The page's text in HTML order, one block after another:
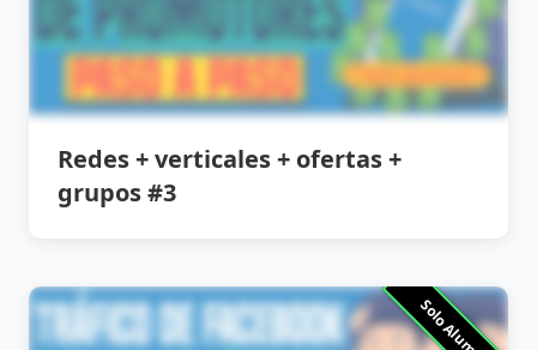
Redes + verticales + ofertas +
grupos #3